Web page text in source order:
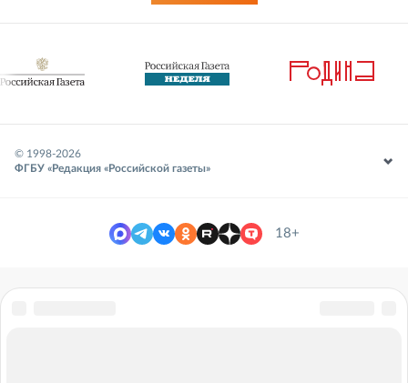
© 1998-2026
ФГБУ «Редакция «Российской газеты»
18+